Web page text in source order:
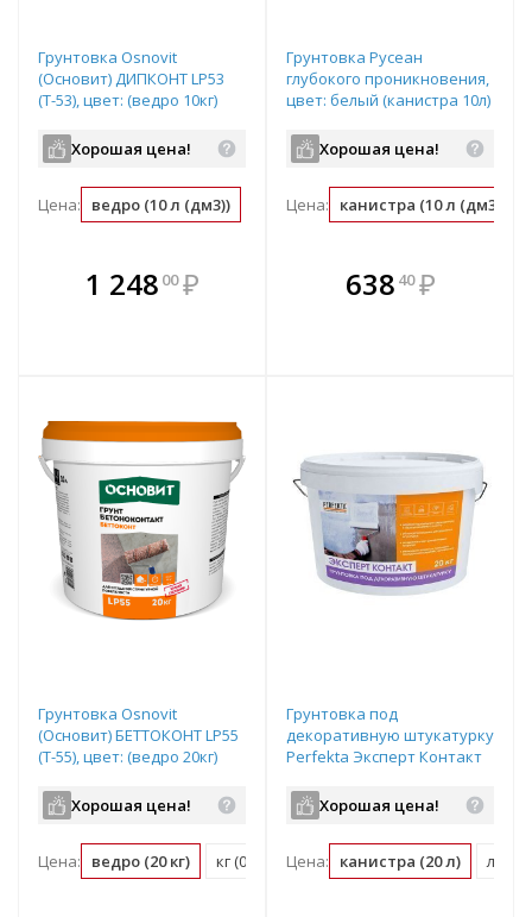
Грунтовка Osnovit
(Основит) ДИПКОНТ LP53
(Т-53), цвет: (ведро 10кг)
Хорошая цена!
Цена: ведро (10 л (дм3)) л (дм3) (0.1 ведро)
1 248 00 ₽
В комплекте
всегда выгоднее!
Грунтовка Русеан
глубокого проникновения,
цвет: белый (канистра 10л)
Хорошая цена!
Цена: канистра (10 л (дм3))
В комплекте
всегда выгоднее!
638 40 ₽
Грунтовка Osnovit
(Основит) БЕТТОКОНТ LP55
(Т-55), цвет: (ведро 20кг)
Хорошая цена!
Цена: ведро (20 кг) кг (0.05 ведро)
Грунтовка под
декоративную штукатурку
Perfekta Эксперт Контакт
Хорошая цена!
Цена: канистра (20 л) л